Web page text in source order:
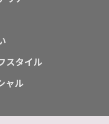
スタイル
ャル